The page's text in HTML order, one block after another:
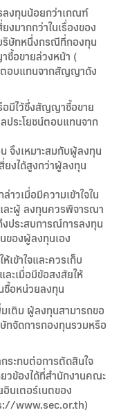
ลงทุนน้อยกว่าเกณฑ์
งมากกว่าในเรื่องของ
ริษัทหนึ่งกรณีที่กองทุน
ซื้อขายล่วงหน้า (
ตอบแทนจากสัญญาดัง
มีไว้ซึ่งสัญญาซื้อขาย
ระโยชน์ตอบแทนจาก
จึงเหมาะสมกับผู้ลงทุน
งได้สูงกว่าผู้ลงทุน
วเมื่อมีความเข้าใจใน
ะผู้ ลงทุนควรพิจารณา
งประสบการณ์การลงทุน
ของผู้ลงทุนเอง
ข้าใจและควรเก็บ
ละเมื่อมีข้อสงสัยให้
ซื้อหน่วยลงทุน
เติม ผู้ลงทุนสามารถขอ
ทจัดการกองทุนรวมหรือ
ระทบต่อการตัดสินใจ
วข้องได้ที่สำนักงานคณะ
นเตอร์เนตของ
www.sec.or.th)